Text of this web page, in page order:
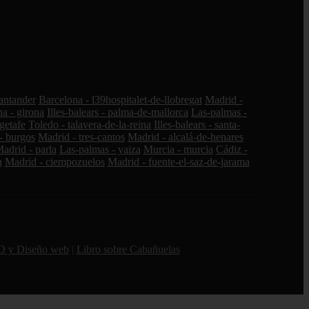
Barcelona - l39hospitalet-de-llobregat Madrid -
- girona Illes-balears - palma-de-mallorca Las-palmas -
Toledo - talavera-de-la-reina Illes-balears - santa-
burgos Madrid - tres-cantos Madrid - alcalá-de-henares
- parla Las-palmas - yaiza Murcia - murcia Cádiz -
Madrid - ciempozuelos Madrid - fuente-el-saz-de-jarama
y Diseño web Libro sobre Cabañuelas